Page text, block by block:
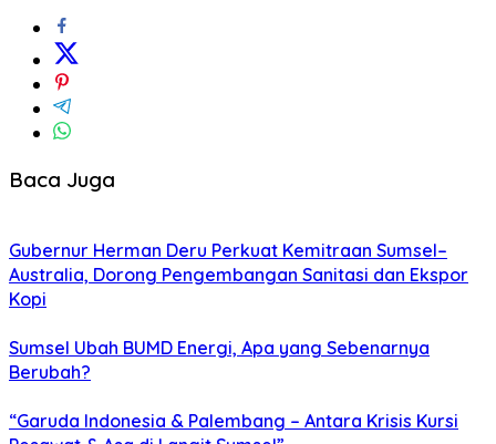
Baca Juga
Gubernur Herman Deru Perkuat Kemitraan Sumsel–
Australia, Dorong Pengembangan Sanitasi dan Ekspor
Kopi
Sumsel Ubah BUMD Energi, Apa yang Sebenarnya
Berubah?
“Garuda Indonesia & Palembang – Antara Krisis Kursi